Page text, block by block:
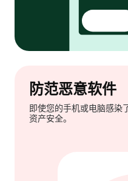
防范恶意软件
即使您的手机或电脑感染
资产安全。